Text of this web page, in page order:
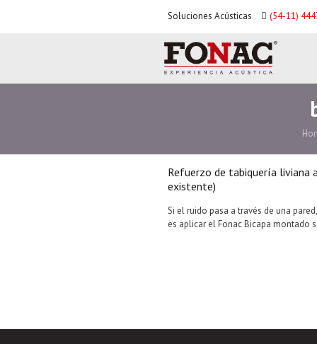
Soluciones Acústicas (54-11)
Refuerzo de tabiquería liviana
existente)
Si el ruido pasa a través de una
es aplicar el Fonac Bicapa montado